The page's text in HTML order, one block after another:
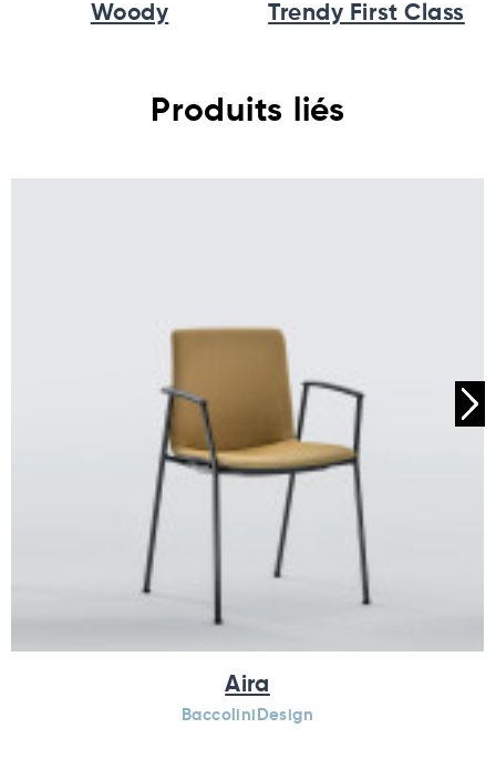
Woody Trendy First Class
Produits liés
Aira
BaccoliniDesign